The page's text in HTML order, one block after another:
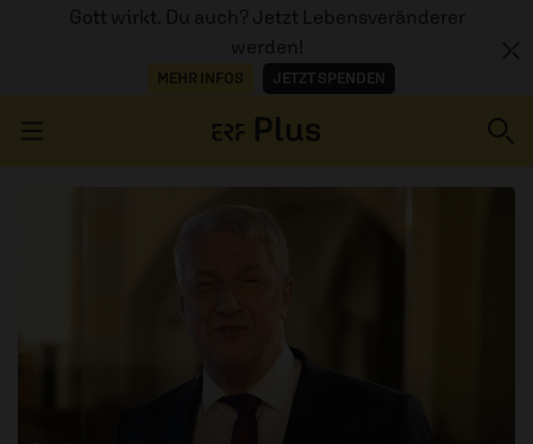
Gott wirkt. Du auch? Jetzt Lebensveränderer
werden!
MEHR INFOS JETZT SPENDEN